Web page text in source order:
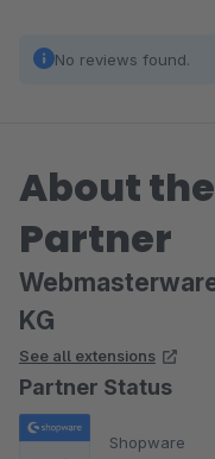
No reviews found.
About
Partner
KG
See all extensions
Partner Status
Shopware